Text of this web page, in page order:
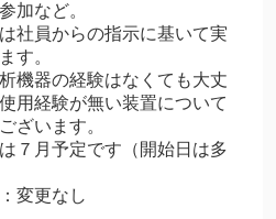
加など。
社員からの指示に基いて実
す。
機器の経験はなくても大丈
用経験が無い装置について
ざいます。
７月予定です（開始日は多
変更なし